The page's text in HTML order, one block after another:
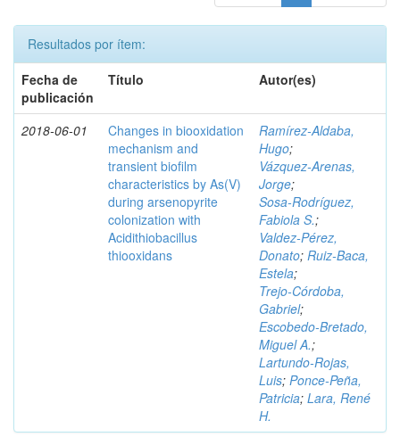
Resultados por ítem:
Fecha de
publicación
Título Autor(es)
2018-06-01
Changes in biooxidation
mechanism and
transient biofilm
characteristics by As(V)
during arsenopyrite
colonization with
Acidithiobacillus
thiooxidans
Ramírez‑Aldaba,
Hugo;
Vázquez‑Arenas,
Jorge;
Sosa‑Rodríguez,
Fabiola S.;
Valdez‑Pérez,
Donato; Ruiz‑Baca,
Estela;
Trejo‑Córdoba,
Gabriel;
Escobedo‑Bretado,
Miguel A.;
Lartundo‑Rojas,
Luis; Ponce‑Peña,
Patricia; Lara, René
H.